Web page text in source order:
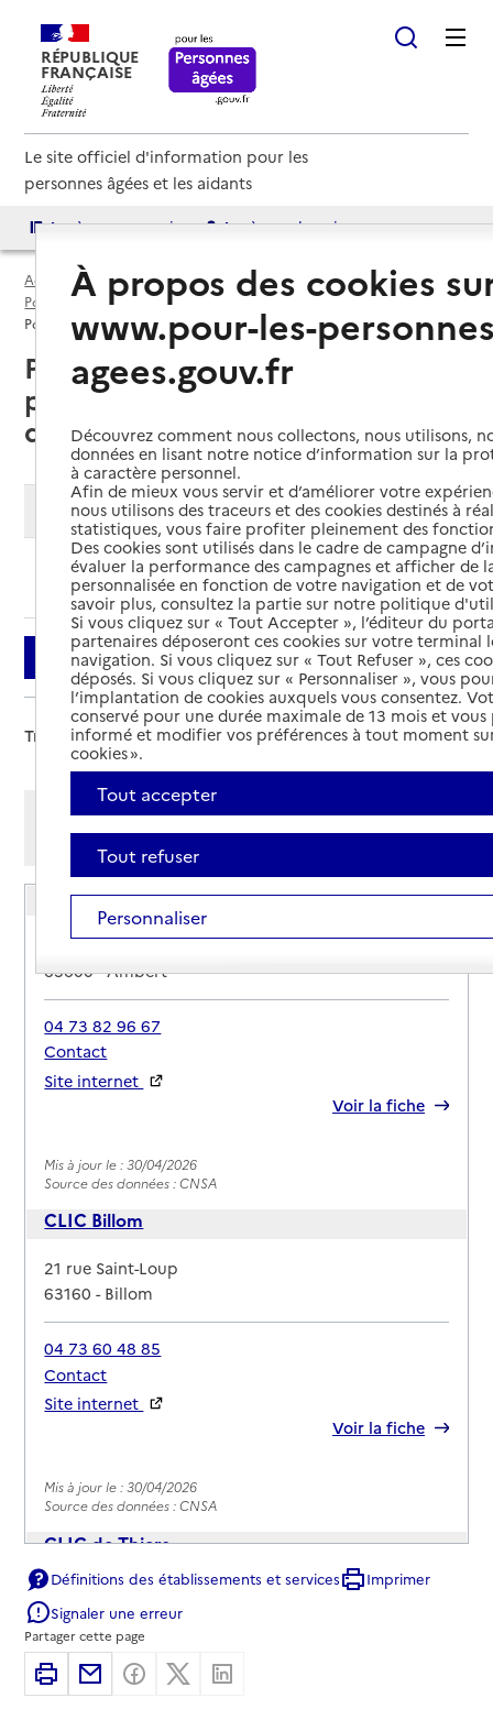
RÉPUBLIQUE
FRANÇAISE
Le site officiel d'information pour les
personnes âgées et les aidants
Accès aux annuaires Accès par besoin
Accueil
Espace annuaire
Points d'information par département
Puy-de-Dôme (63)
Point d'information local dédié aux personnes âgées
Puy-de-Dôme (63) : liste des 7
points d'information locaux
dédiés aux personnes âgées
Modifier ma recherche
Ajouter cette recherche aux favoris
Filtrer
Trier par :
Afficher les résultats par:
CLIC Ambert
Adresse
36 boulevard Henri IV
63600-Ambert
04 73 82 96 67
Contact
Site internet
Voir la fiche
Mis à jour le : 30/04/2026
Source des données : CNSA
CLIC Billom
Adresse
21 rue Saint-Loup
63160-Billom
04 73 60 48 85
Contact
Site internet
Voir la fiche
Mis à jour le : 30/04/2026
Source des données : CNSA
CLIC de Thiers
Adresse
22 rue François Mitterrand
63300-Thiers
04 73 51 64 85
Contact
Définitions des établissements et services
Imprimer
Signaler une erreur
Partager cette page
ImprimerPartager par email
Partager sur Facebook
Partager sur X
À propos des cookies
www.pour-les-
agees.gouv.fr
Découvrez comment nous collectons, nous utilisons,
données en lisant notre notice d’information sur la
à caractère personnel.
Afin de mieux vous servir et d’améliorer votre
nous utilisons des traceurs et des cookies destinés à
statistiques, vous faire profiter pleinement des
Des cookies sont utilisés dans le cadre de campagne
évaluer la performance des campagnes et afficher de
personnalisée en fonction de votre navigation et de
savoir plus, consultez la partie sur notre politique
Si vous cliquez sur « Tout Accepter », l’éditeur du
partenaires déposeront ces cookies sur votre terminal
navigation. Si vous cliquez sur « Tout Refuser », ces
déposés. Si vous cliquez sur « Personnaliser », vous
l’implantation de cookies auxquels vous consentez.
conservé pour une durée maximale de 13 mois et
informé et modifier vos préférences à tout moment
cookies ».
Tout accepter
Tout refuser
Personnaliser